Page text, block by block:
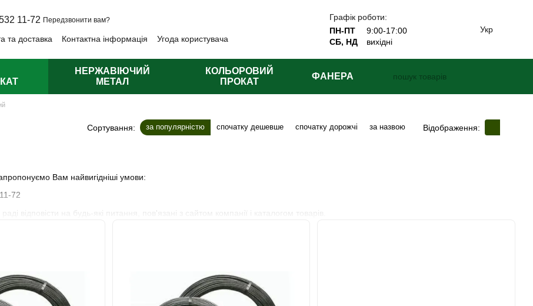
11-72 Передзвонити вам?
та доставка Контактна інформація
Угода користувача
Графік роботи:
ПН-ПТ
9:00-17:00
СБ, НД
вихідні
Укр
НЕРЖАВІЮЧИЙ
МЕТАЛ
КОЛЬОРОВИЙ
ПРОКАТ
ФАНЕРА
Сортування: за популярністю спочатку дешевше спочатку дорожчі за назвою Відображення:
Вам найвигідніші умови:
72
відповісти на будь-які питання, пов'язані з сайтом компанії і каталогом товарів.